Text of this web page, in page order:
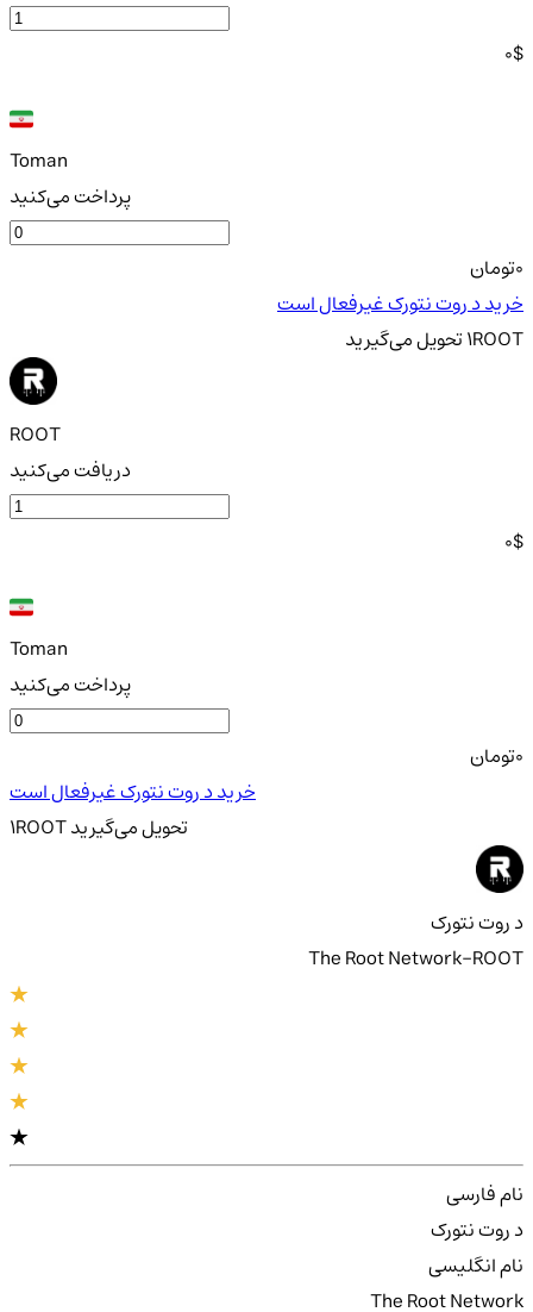
0$
Toman
پرداخت می‌کنید
تومان
خرید د روت نتورک غیرفعال است
1ROOTتحویلمی‌گیرید
ROOT
دریافت می‌کنید
0$
Toman
پرداخت می‌کنید
تومان
خرید د روت نتورک غیرفعال است
1ROOT تحویلمی‌گیرید
د روت نتورک
The Root Network-ROOT
نام فارسی
د روت نتورک
نام انگلیسی
The Root Network